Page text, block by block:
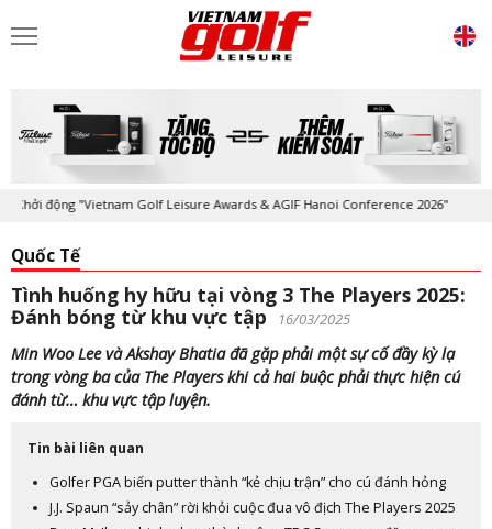
động "Vietnam Golf Leisure Awards & AGIF Hanoi Conference 2026"
Quốc Tế
Tình huống hy hữu tại vòng 3 The Players 2025:
Đánh bóng từ khu vực tập
16/03/2025
Min Woo Lee và Akshay Bhatia đã gặp phải một sự cố đầy kỳ lạ
trong vòng ba của The Players khi cả hai buộc phải thực hiện cú
đánh từ… khu vực tập luyện.
Tin bài liên quan
Golfer PGA biến putter thành “kẻ chịu trận” cho cú đánh hỏng
J.J. Spaun “sảy chân” rời khỏi cuộc đua vô địch The Players 2025